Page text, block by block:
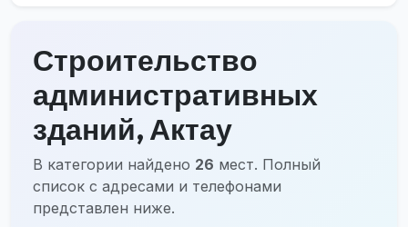
Строительство
административных
зданий, Актау
В категории найдено 26 мест. Полный
список с адресами и телефонами
представлен ниже.